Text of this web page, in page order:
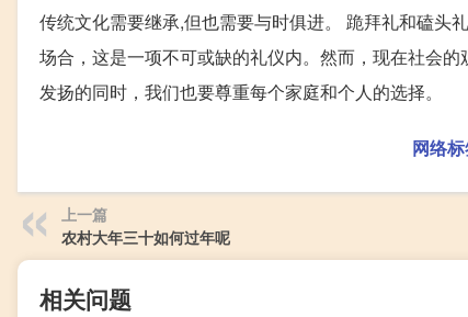
传统文化需要继承,但也需要与时俱进。 跪拜礼和磕头
场合，这是一项不可或缺的礼仪内。然而，现在社会
发扬的同时，我们也要尊重每个家庭和个人的选择。
网络标
上一篇
农村大年三十如何过年呢
相关问题